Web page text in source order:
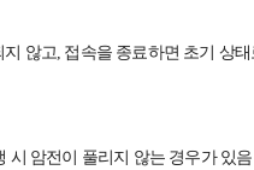
않고, 접속을 종료하면 초기 상
시 암전이 풀리지 않는 경우가 있음